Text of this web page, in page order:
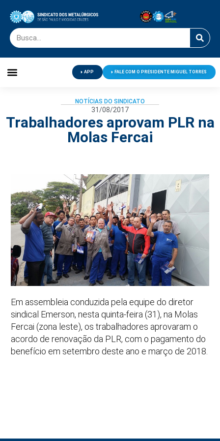
APP FALE COM O PRESIDENTE MIGUEL TORRES
NOTÍCIAS DO SINDICATO
31/08/2017
Trabalhadores aprovam PLR na
Molas Fercai
Em assembleia conduzida pela equipe do diretor
sindical Emerson, nesta quinta-feira (31), na Molas
Fercai (zona leste), os trabalhadores aprovaram o
acordo de renovação da PLR, com o pagamento do
benefício em setembro deste ano e março de 2018.